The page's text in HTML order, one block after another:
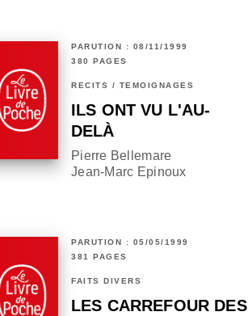
PARUTION : 08/11/1999
380 PAGES
RÉCITS / TÉMOIGNAGES
ILS ONT VU L'AU-
DELÀ
Pierre Bellemare
Jean-Marc Epinoux
PARUTION : 05/05/1999
381 PAGES
FAITS DIVERS
LES CARREFOUR DES